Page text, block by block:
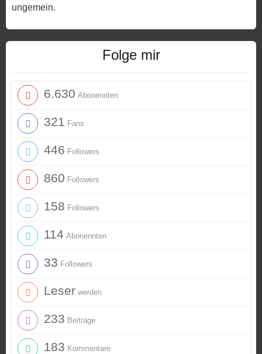
ungemein.
Folge mir
6.630 Abonennten
321 Fans
446 Followers
860 Followers
158 Followers
114 Abonennten
33 Followers
Leser werden
233 Beiträge
183 Kommentare